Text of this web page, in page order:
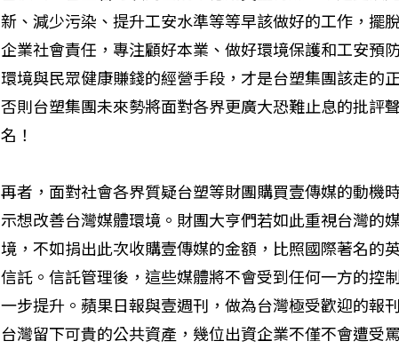
新、減少污染、提升工安水準等等早該做好的工作，擺
企業社會責任，專注顧好本業、做好環境保護和工安預
環境與民眾健康賺錢的經營手段，才是台塑集團該走的
否則台塑集團未來勢將面對各界更廣大恐難止息的批評
名！
再者，面對社會各界質疑台塑等財團購買壹傳媒的動機
示想改善台灣媒體環境。財團大亨們若如此重視台灣的
境，不如捐出此次收購壹傳媒的金額，比照國際著名的
信託。信託管理後，這些媒體將不會受到任何一方的控
一步提升。蘋果日報與壹週刊，做為台灣極受歡迎的報
台灣留下可貴的公共資產，幾位出資企業不僅不會遭受